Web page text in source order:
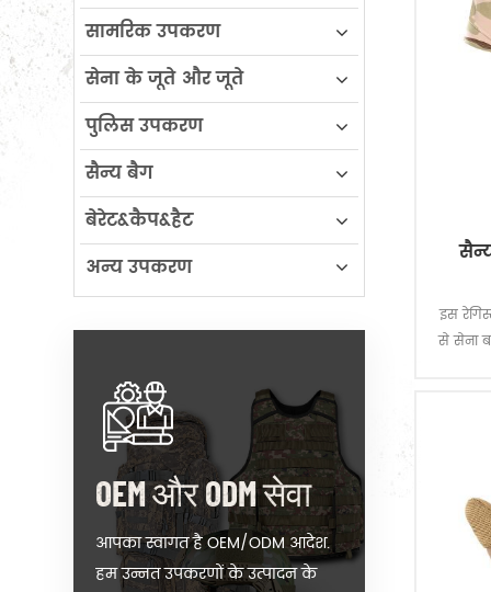
इस
से सेना
सामरिक उपकरण
सेना के जूते और जूते
पुलिस उपकरण
सैन्य बैग
बेरेट&कैप&हैट
अन्य उपकरण
OEM और ODM सेवा
आपका स्वागत है OEM/ODM आदेश.
हम उन्नत उपकरणों के उत्पादन के